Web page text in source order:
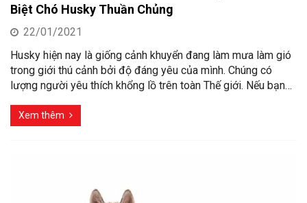
Biệt Chó Husky Thuần Chủng
22/01/2021
Husky hiện nay là giống cảnh khuyển đang làm mưa làm gió
trong giới thú cảnh bởi độ đáng yêu của mình. Chúng có
lượng người yêu thích khổng lồ trên toàn Thế giới. Nếu bạn…
Xem thêm